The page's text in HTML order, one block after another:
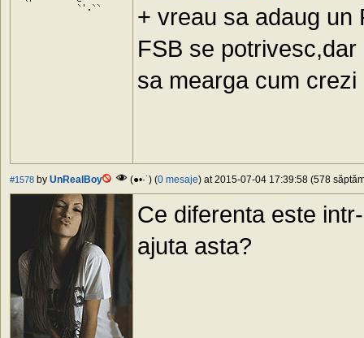
+ vreau sa adaug un
FSB se potrivesc,dar
sa mearga cum crezi
#1578 by UnRealBoy (●•·˙) (0 mesaje) at 2015-07-04 17:39:58 (578
Ce diferenta este
ajuta asta?